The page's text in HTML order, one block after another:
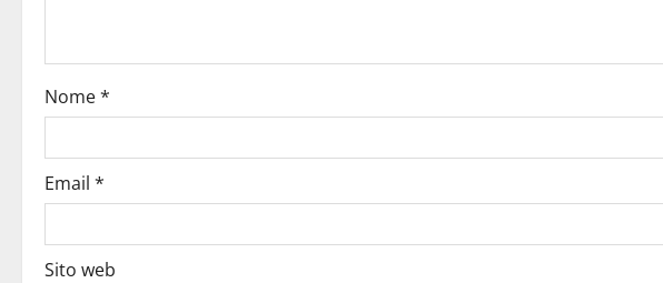
Nome*
Email *
Sito web